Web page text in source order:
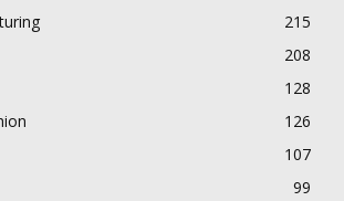
215
208
128
126
107
99